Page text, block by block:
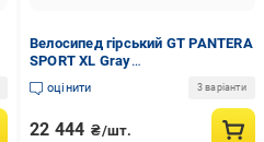
Велосипед гірський GT PANTERA
SPORT XL Gray
(UE764B90784A650.829-2)
оцінити 3 варіанти
22 444 ₴/шт.